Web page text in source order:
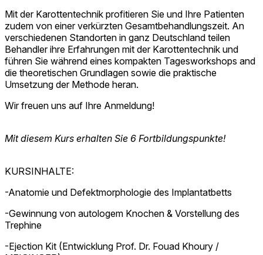
Mit der Karottentechnik profitieren Sie und Ihre Patienten
zudem von einer verkürzten Gesamtbehandlungszeit. An
verschiedenen Standorten in ganz Deutschland teilen
Behandler ihre Erfahrungen mit der Karottentechnik und
führen Sie während eines kompakten Tagesworkshops and
die theoretischen Grundlagen sowie die praktische
Umsetzung der Methode heran.
Wir freuen uns auf Ihre Anmeldung!
Mit diesem Kurs erhalten Sie 6 Fortbildungspunkte!
KURSINHALTE:
-Anatomie und Defektmorphologie des Implantatbetts
-Gewinnung von autologem Knochen & Vorstellung des
Trephine
-Ejection Kit (Entwicklung Prof. Dr. Fouad Khoury /